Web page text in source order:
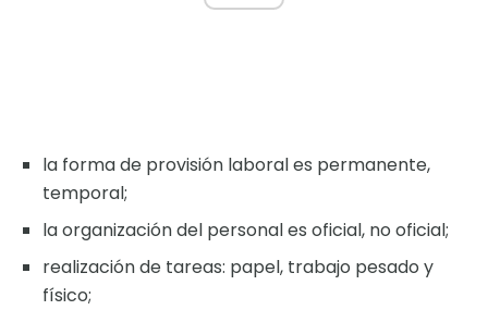
la forma de provisión laboral es permanente,
temporal;
la organización del personal es oficial, no oficial;
realización de tareas: papel, trabajo pesado y
físico;